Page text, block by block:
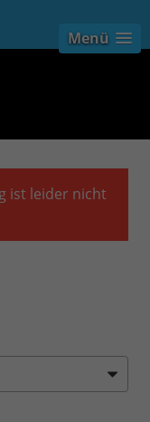
Menü
ist leider nicht